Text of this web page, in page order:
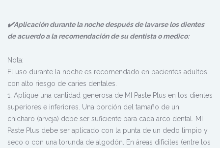
✔️Aplicación durante la noche después de lavarse los dientes
de acuerdo a la recomendación de su dentista o medico:
Nota:
El uso durante la noche es recomendado en pacientes adultos
con alto riesgo de caries dentales.
1. Aplique una cantidad generosa de MI Paste Plus en los dientes
superiores e inferiores. Una porción del tamaño de un
chícharo (arveja) debe ser suficiente para cada arco dental. MI
Paste Plus debe ser aplicado con la punta de un dedo limpio y
seco o con una torunda de algodón. En áreas difíciles (entre los